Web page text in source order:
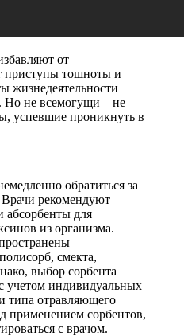
от
приступы тошноты и
жизнедеятельности
Но не всемогущи – не
успевшие проникнуть в
обратиться за
рекомендуют
абсорбенты для
из организма.
смекта,
выбор сорбента
учетом индивидуальных
типа отравляющего
применением сорбентов,
с врачом.